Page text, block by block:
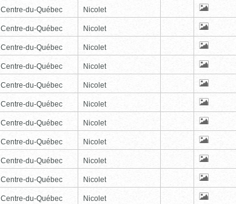
Centre-du-Québec Nicolet
Centre-du-Québec Nicolet
Centre-du-Québec Nicolet
Centre-du-Québec Nicolet
Centre-du-Québec Nicolet
Centre-du-Québec Nicolet
Centre-du-Québec Nicolet
Centre-du-Québec Nicolet
Centre-du-Québec Nicolet
Centre-du-Québec Nicolet
Centre-du-Québec Nicolet